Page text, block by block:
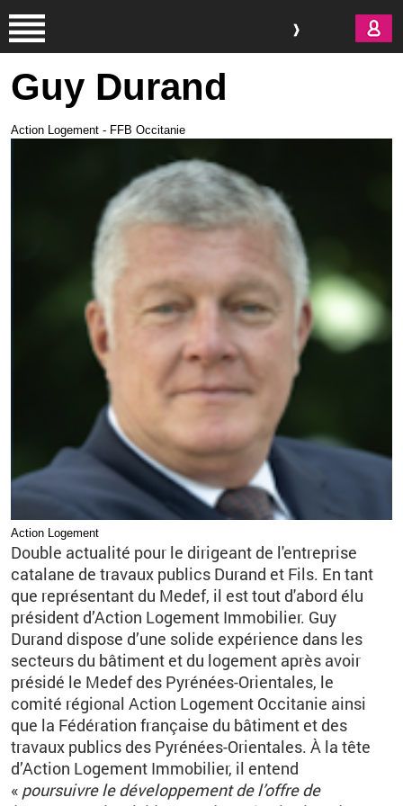
Guy Durand
Action Logement - FFB Occitanie
Action Logement
Double actualité pour le dirigeant de l'entreprise
catalane de travaux publics Durand et Fils. En tant
que représentant du Medef, il est tout d'abord élu
président d’Action Logement Immobilier. Guy
Durand dispose d’une solide expérience dans les
secteurs du bâtiment et du logement après avoir
présidé le Medef des Pyrénées-Orientales, le
comité régional Action Logement Occitanie ainsi
que la Fédération française du bâtiment et des
travaux publics des Pyrénées-Orientales. À la tête
d’Action Logement Immobilier, il entend
« poursuivre le développement de l’offre de